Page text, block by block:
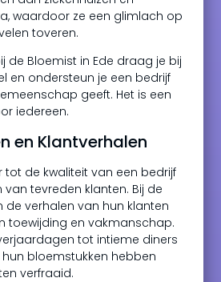
waardoor ze een glimlach op
toveren.
de Bloemist in Ede draag je bij
en ondersteun je een bedrijf
geeft. Het is een
iedereen.
en Klantverhalen
tot de kwaliteit van een bedrijf
tevreden klanten. Bij de
de verhalen van hun klanten
toewijding en vakmanschap.
tot intieme diners
bloemstukken hebben
verfraaid.